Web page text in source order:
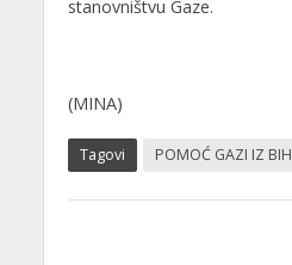
stanovništvu Gaze.
(MINA)
Tagovi POMOĆ GAZI IZ BIH